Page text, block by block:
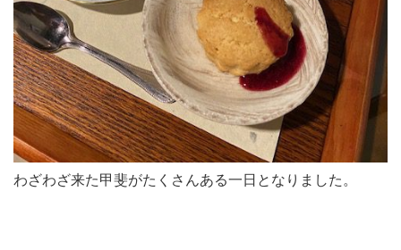
わざわざ来た甲斐がたくさんある一日となりました。